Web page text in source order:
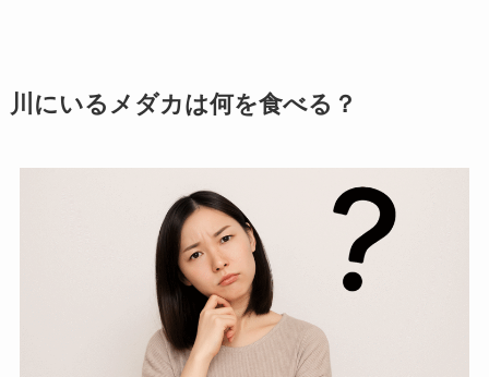
川にいるメダカは何を食べる？